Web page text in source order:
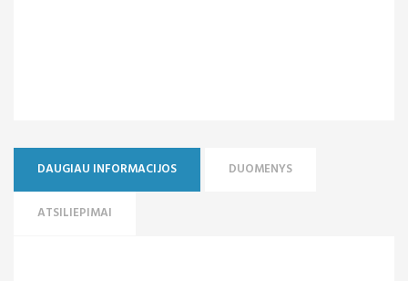
DAUGIAU INFORMACIJOS DUOMENYS
ATSILIEPIMAI